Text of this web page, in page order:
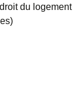
du logement